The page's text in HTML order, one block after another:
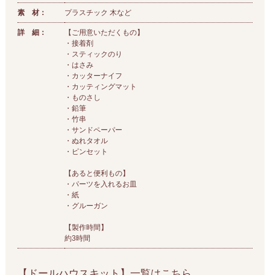
素 材： プラスチック 木など
詳 細：
【ご用意いただくもの】
・接着剤
・スティックのり
・はさみ
・カッターナイフ
・カッティングマット
・ものさし
・鉛筆
・竹串
・サンドペーパー
・ぬれタオル
・ピンセット
【あると便利もの】
・パーツを入れるお皿
・紙
・グルーガン
【製作時間】
約3時間